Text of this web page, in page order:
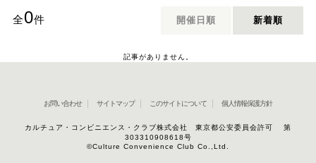
全0件 開催日順 新着順
記事がありません。
お問い合わせ サイトマップ このサイトについて 個人情報保護方針
カルチュア・コンビニエンス・クラブ株式会社 東京都公安委員会許可 第
303310908618号
©Culture Convenience Club Co.,Ltd.